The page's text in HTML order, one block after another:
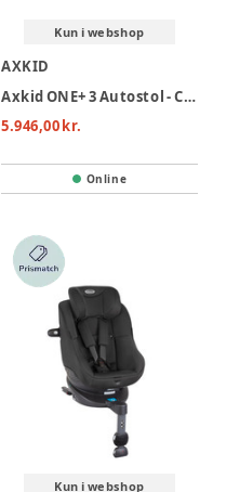
Kun i webshop
AXKID
Axkid ONE+ 3 Autostol - Coastal Storm Black
5.946,00 kr.
Online
Kun i webshop